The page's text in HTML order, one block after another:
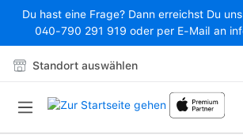
Zum Hauptinhalt springen
Du hast eine Frage? Dann erreichst Du
040-790 291 919 oder per E-Mail an
Standort auswählen